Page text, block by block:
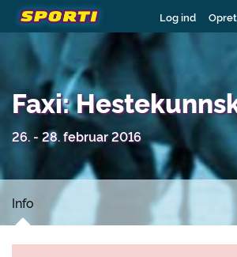
Log ind
Faxi:
26. - 28. februar 2016
Info